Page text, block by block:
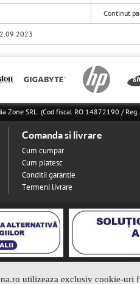
Continut
Zone SRL. (Cod fiscal RO 14872190 /
Comanda si livrare
Cum cumpar
Cum platesc
Conditii garantie
Termeni livrare
utilizeaza exclusiv cookie-uri